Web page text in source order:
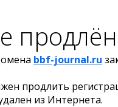
продлён
bbf-journal.ru
продлить
из Интернета.